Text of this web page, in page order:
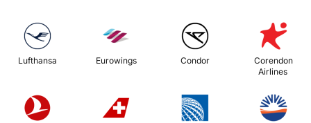
Lufthansa Eurowings Condor
Corendon
Airlines